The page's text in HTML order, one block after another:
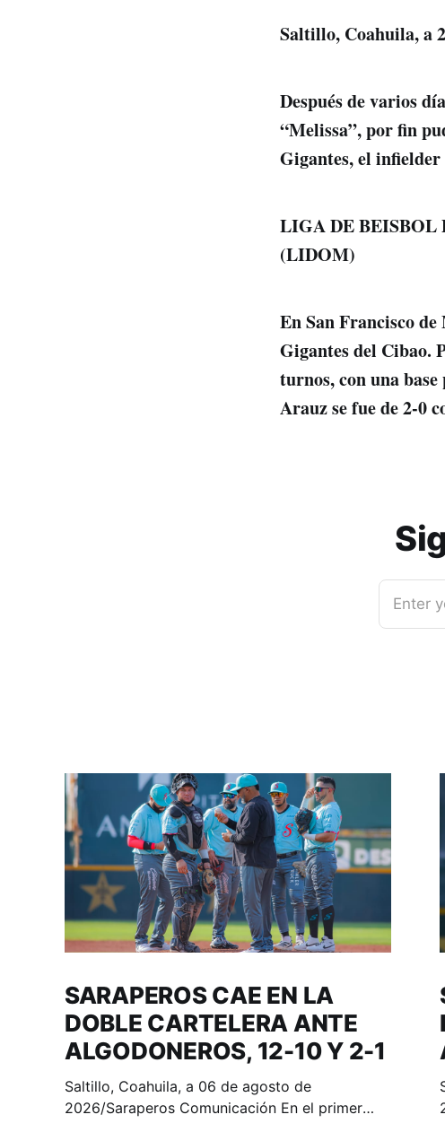
Saltillo, Coahuila, a
Después de varios
“Melissa”, por fin
Gigantes, el
LIGA DE BEISBOL
(LIDOM)
En San Francisco
Gigantes del Cibao.
turnos, con una
Arauz se fue de 2-0
Enter
SARAPEROS CAE EN LA
DOBLE CARTELERA ANTE
ALGODONEROS, 12-10 Y 2-1
Saltillo, Coahuila, a 06 de agosto de
2026/Saraperos Comunicación En el primer